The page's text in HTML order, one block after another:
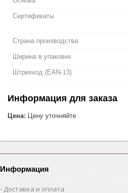
Сертификаты
Страна производства
Ширина в упаковке
Штрихкод (EAN-13)
Информация для заказа
Цена: Цену уточняйте
Информация
Доставка и оплата